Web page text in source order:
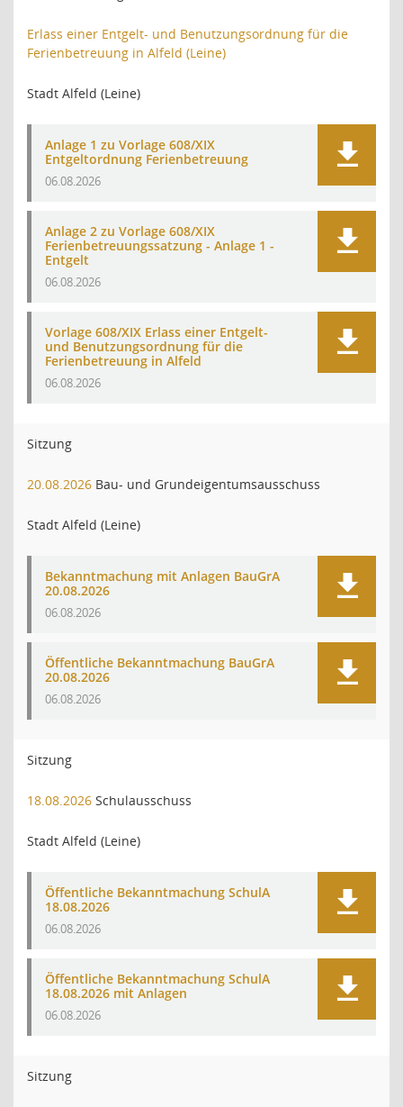
Erlass einer Entgelt- und Benutzungsordnung für die
Ferienbetreuung in Alfeld (Leine)
Stadt Alfeld (Leine)
Anlage 1 zu Vorlage 608/XIX
Entgeltordnung Ferienbetreuung
06.08.2026
Anlage 2 zu Vorlage 608/XIX
Ferienbetreuungssatzung - Anlage 1 -
Entgelt
06.08.2026
Vorlage 608/XIX Erlass einer Entgelt-
und Benutzungsordnung für die
Ferienbetreuung in Alfeld
06.08.2026
Sitzung
20.08.2026 Bau- und Grundeigentumsausschuss
Stadt Alfeld (Leine)
Bekanntmachung mit Anlagen BauGrA
20.08.2026
06.08.2026
Öffentliche Bekanntmachung BauGrA
20.08.2026
06.08.2026
Sitzung
18.08.2026 Schulausschuss
Stadt Alfeld (Leine)
Öffentliche Bekanntmachung SchulA
18.08.2026
06.08.2026
Öffentliche Bekanntmachung SchulA
18.08.2026 mit Anlagen
06.08.2026
Sitzung